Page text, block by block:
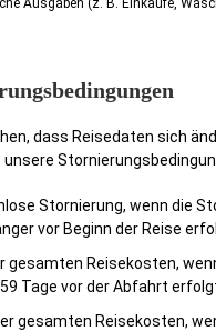
dass Reisedaten sich
unsere
Stornierung, wenn die
vor Beginn der Reise
gesamten Reisekosten,
Tage vor der Abfahrt
gesamten Reisekosten,